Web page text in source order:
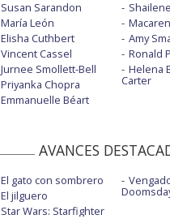
Susan Sarandon
María León
Elisha Cuthbert
Vincent Cassel
Jurnee Smollett-Bell
Priyanka Chopra
Emmanuelle Béart
Amy
Ronald
Helena
Carter
AVANCES
El gato con sombrero
El jilguero
Star Wars: Starfighter